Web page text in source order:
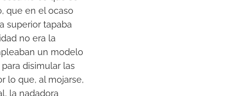
que en el ocaso
superior tapaba
no era la
un modelo
disimular las
lo que, al mojarse,
la nadadora